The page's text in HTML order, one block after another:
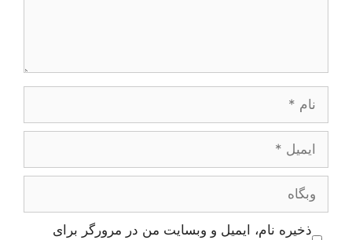
ایمیل
وبگاه
ذخیره نام، ایمیل و وبسایت من در مرورگر برای